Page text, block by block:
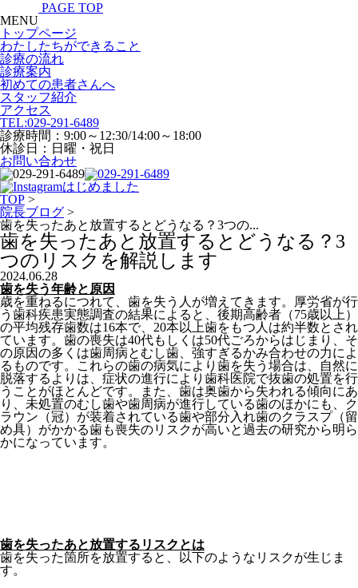
PAGE TOP
MENU
トップページ
わたしたちができること
診療の流れ
診療案内
初めての患者さんへ
スタッフ紹介
アクセス
TEL:029-291-6489
診療時間：9:00～12:30/14:00～18:00
休診日：日曜・祝日
お問い合わせ
TOP >
院長ブログ >
歯を失ったあと放置するとどうなる？3つの...
歯を失ったあと放置するとどうなる？3
つのリスクを解説します
2024.06.28
歯を失う年齢と原因
歳を重ねるにつれて、歯を失う人が増えてきます。厚労省が行
う歯科疾患実態調査の結果によると、後期高齢者（75歳以上）
の平均残存歯数は16本で、20本以上歯をもつ人は約半数とされ
ています。歯の喪失は40代もしくは50代ごろからはじまり、そ
の原因の多くは歯周病とむし歯、強すぎるかみ合わせの力によ
るものです。これらの歯の病気により歯を失う場合は、自然に
脱落するよりは、症状の進行により歯科医院で抜歯の処置を行
うことがほとんどです。また、歯は奥歯から失われる傾向にあ
り、未処置のむし歯や歯周病が進行している歯のほかにも、ク
ラウン（冠）が装着されている歯や部分入れ歯のクラスプ（留
め具）がかかる歯も喪失のリスクが高いと過去の研究から明ら
かになっています。
歯を失ったあと放置するリスクとは
歯を失った箇所を放置すると、以下のようなリスクが生じま
す。